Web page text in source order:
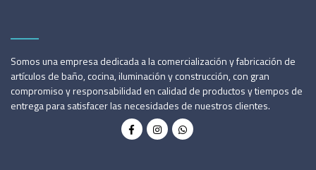
Somos una empresa dedicada a la comercialización y fabricación de
artículos de baño, cocina, iluminación y construcción, con gran
compromiso y responsabilidad en calidad de productos y tiempos de
entrega para satisfacer las necesidades de nuestros clientes.